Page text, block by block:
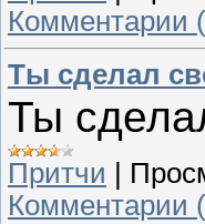
Комментарии
Ты сделал
Ты
Притчи
Комментарии